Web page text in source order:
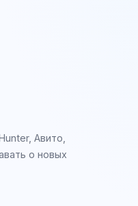
Авито,
о новых